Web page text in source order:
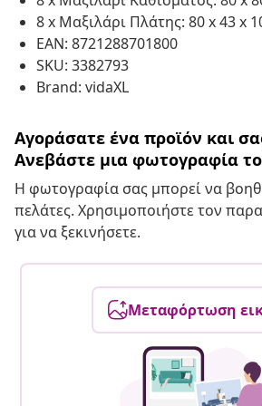
8 x Μαξιλάρι Πλάτης: 80 x 43 x
EAN: 8721288701800
SKU: 3382793
Brand: vidaXL
Αγοράσατε ένα προϊόν και
Ανεβάστε μια φωτογραφία
Η φωτογραφία σας μπορεί να
πελάτες. Χρησιμοποιήστε τον
για να ξεκινήσετε.
Μεταφόρτωση